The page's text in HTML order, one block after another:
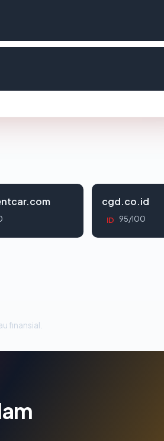
cgd.co.id
ID 95/100
finansial.